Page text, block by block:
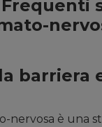
barriera
nervosa è una